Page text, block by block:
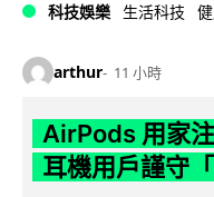
科技娛樂 生活科技
arthur 11 小時
AirPods 用家
耳機用戶謹守